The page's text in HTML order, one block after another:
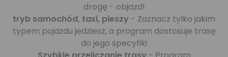
drogę - objazd!
tryb samochód, taxi, pieszy - Zaznacz tylko jakim
typem pojazdu jedziesz, a program dostosuje trasę
do jego specyfiki